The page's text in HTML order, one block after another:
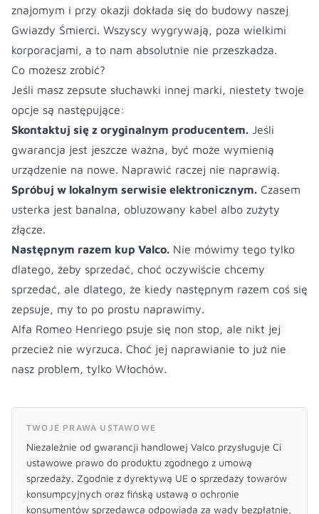
znajomym i przy okazji dokłada się do budowy naszej
Gwiazdy Śmierci. Wszyscy wygrywają, poza wielkimi
korporacjami, a to nam absolutnie nie przeszkadza.
Co możesz zrobić?
Jeśli masz zepsute słuchawki innej marki, niestety twoje
opcje są następujące:
Skontaktuj się z oryginalnym producentem. Jeśli
gwarancja jest jeszcze ważna, być może wymienią
urządzenie na nowe. Naprawić raczej nie naprawią.
Spróbuj w lokalnym serwisie elektronicznym. Czasem
usterka jest banalna, obluzowany kabel albo zużyty
złącze.
Następnym razem kup Valco. Nie mówimy tego tylko
dlatego, żeby sprzedać, choć oczywiście chcemy
sprzedać, ale dlatego, że kiedy następnym razem coś się
zepsuje, my to po prostu naprawimy.
Alfa Romeo Henriego psuje się non stop, ale nikt jej
przecież nie wyrzuca. Choć jej naprawianie to już nie
nasz problem, tylko Włochów.
TWOJE PRAWA USTAWOWE
Niezależnie od gwarancji handlowej Valco przysługuje Ci
ustawowe prawo do produktu zgodnego z umową
sprzedaży. Zgodnie z dyrektywą UE o sprzedaży towarów
konsumpcyjnych oraz fińską ustawą o ochronie
konsumentów sprzedawca odpowiada za wady bezpłatnie,